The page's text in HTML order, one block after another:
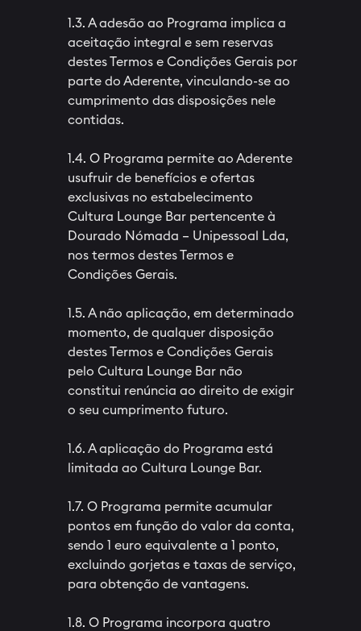
1.3. A adesão ao Programa implica a
aceitação integral e sem reservas
destes Termos e Condições Gerais por
parte do Aderente, vinculando-se ao
cumprimento das disposições nele
contidas.
1.4. O Programa permite ao Aderente
usufruir de benefícios e ofertas
exclusivas no estabelecimento
Cultura Lounge Bar pertencente à
Dourado Nómada – Unipessoal Lda,
nos termos destes Termos e
Condições Gerais.
1.5. A não aplicação, em determinado
momento, de qualquer disposição
destes Termos e Condições Gerais
pelo Cultura Lounge Bar não
constitui renúncia ao direito de exigir
o seu cumprimento futuro.
1.6. A aplicação do Programa está
limitada ao Cultura Lounge Bar.
1.7. O Programa permite acumular
pontos em função do valor da conta,
sendo 1 euro equivalente a 1 ponto,
excluindo gorjetas e taxas de serviço,
para obtenção de vantagens.
1.8. O Programa incorpora quatro